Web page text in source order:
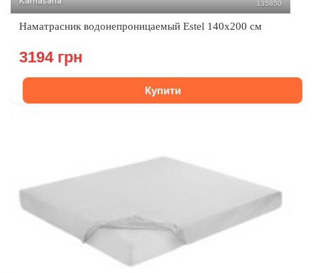
135850
Наматрасник водонепроницаемый Estel 140x200 см
3194 грн
Купити